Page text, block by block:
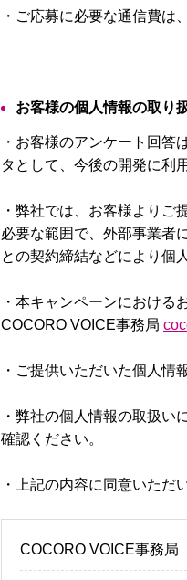
・ご応募に必要な通信費は
お客様の個人情報の取り
・お客様のアンケート回答
タとして、今後の開発に利
・弊社では、お客様よりご
必要な範囲で、外部事業者
との契約締結などにより個
・本キャンペーンにおけ
COCORO VOICE事務局
・ご提供いただいた個人情
・弊社の個人情報の取扱い
確認ください。
・上記の内容に同意いただ
COCORO VOICE事務局